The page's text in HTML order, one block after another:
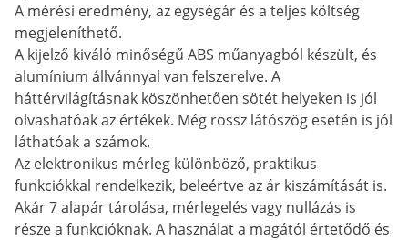
A mérési eredmény, az egységár és a teljes költség
megjeleníthető.
A kijelző kiváló minőségű ABS műanyagból készült, és
alumínium állvánnyal van felszerelve. A
háttérvilágításnak köszönhetően sötét helyeken is jól
olvashatóak az értékek. Még rossz látószög esetén is jól
láthatóak a számok.
Az elektronikus mérleg különböző, praktikus
funkciókkal rendelkezik, beleértve az ár kiszámítását is.
Akár 7 alapár tárolása, mérlegelés vagy nullázás is
része a funkcióknak. A használat a magától értetődő és